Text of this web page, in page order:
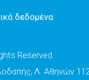
δεδομένα
Reserved.
Λ. Αθηνών